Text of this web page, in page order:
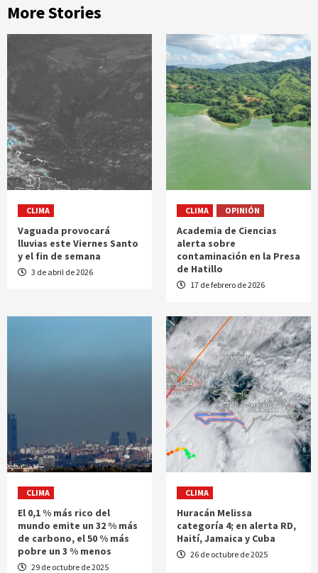
More Stories
CLIMA
Vaguada provocará
lluvias este Viernes Santo
y el fin de semana
3 de abril de 2026
CLIMA OPINIÓN
Academia de Ciencias
alerta sobre
contaminación en la Presa
de Hatillo
17 de febrero de 2026
CLIMA
El 0,1 % más rico del
mundo emite un 32 % más
de carbono, el 50 % más
pobre un 3 % menos
29 de octubre de 2025
CLIMA
Huracán Melissa
categoría 4; en alerta RD,
Haití, Jamaica y Cuba
26 de octubre de 2025